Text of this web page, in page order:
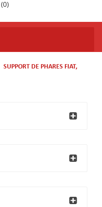
(0)
SUPPORT DE PHARES FIAT,